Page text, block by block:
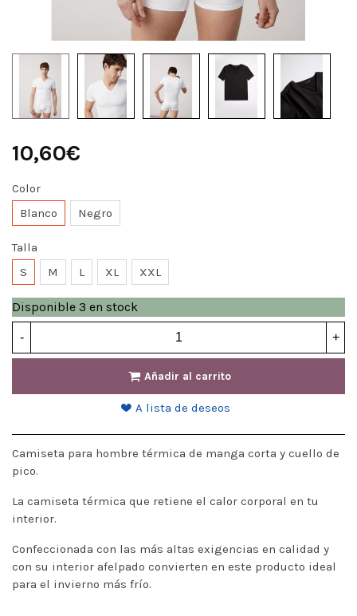
10,60€
Color
Blanco
Negro
Talla
S
M L XL XXL
Disponible 3 en stock
- +
Añadir al carrito
A lista de deseos
Camiseta para hombre térmica de manga corta y cuello de
pico.
La camiseta térmica que retiene el calor corporal en tu
interior.
Confeccionada con las más altas exigencias en calidad y
con su interior afelpado convierten en este producto ideal
para el invierno más frío.